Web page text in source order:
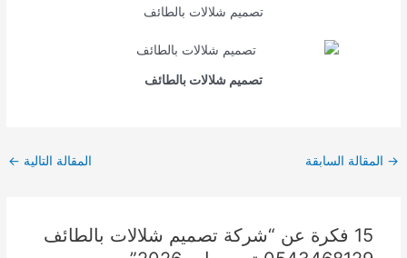
تصميم شلالات بالطائف
تصميم شلالات بالطائف
Post
→ المقالة السابقة المقالة التالية ←
15 فكرة عن “شركة تصميم شلالات بالطائف